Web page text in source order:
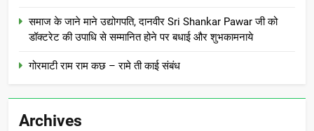
समाज के जाने माने उद्योगपति, दानवीर Sri Shankar Pawar जी को
डॉक्टरेट की उपाधि से सम्मानित होने पर बधाई और शुभकामनाये
गोरमाटी राम राम कछ – रामे ती काई संबंध
Archives